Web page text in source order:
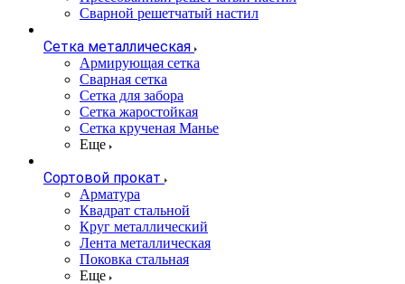
Сварной решетчатый настил
Сетка металлическая
Армирующая сетка
Сварная сетка
Сетка для забора
Сетка жаростойкая
Сетка крученая Манье
Еще
Сортовой прокат
Арматура
Квадрат стальной
Круг металлический
Лента металлическая
Поковка стальная
Еще